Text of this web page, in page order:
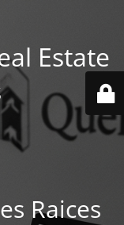
Estate
Raices